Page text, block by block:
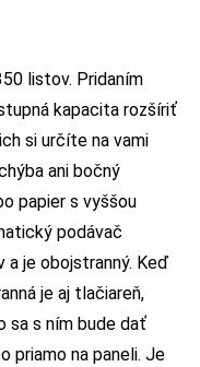
listov. Pridaním
kapacita rozšíriť
si určíte na vami
ani bočný
papier s vyššou
podávač
je obojstranný. Keď
je aj tlačiareň,
sa s ním bude dať
priamo na paneli. Je